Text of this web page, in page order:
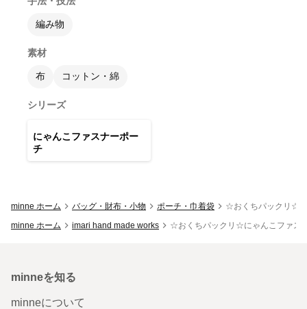
編み物
素材
布 コットン・綿
シリーズ
にゃんこファスナーポー
チ
minne ホーム バッグ・財布・小物 ポーチ・巾着袋
☆おくちパックリ☆
minne ホーム
imari hand made works ☆おくちパックリ☆にゃんこファス
minneを知る
minneについて